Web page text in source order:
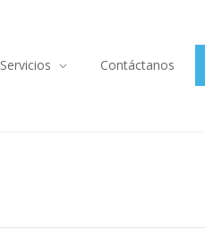
Servicios Contáctanos